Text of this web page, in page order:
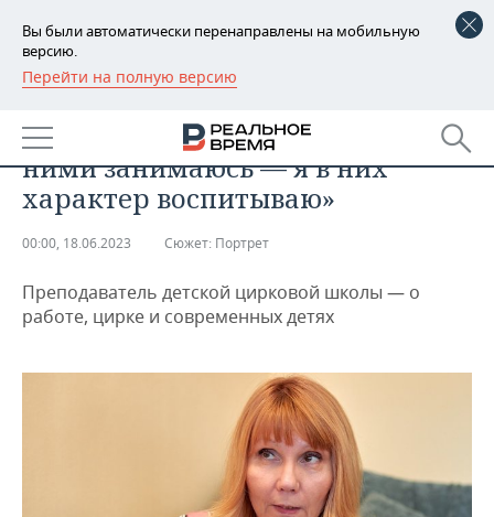
Вы были автоматически перенаправлены на мобильную
версию.
Перейти на полную версию
РЕГИОНЫ
БАШКОРТОСТАН
ТАТАРСТАН
НОВОСТИ
АНАЛИТИКА
ДЕКЛАРАЦИИ О ДОХОДАХ
КОРОЛИ ГОСЗАКАЗА ПФО
НОВОСТИ ЭКОНОМИКИ
ФИНАНСЫ
ПРОМЫШЛЕННОСТЬ
НОВОСТИ
НЕДВИЖИМОСТЬ
НОВОСТИ НЕДВИЖИМОСТИ
«Я ведь не только цирком с
ними занимаюсь — я в них
характер воспитываю»
00:00, 18.06.2023 Сюжет: Портрет
Преподаватель детской цирковой школы — о
работе, цирке и современных детях